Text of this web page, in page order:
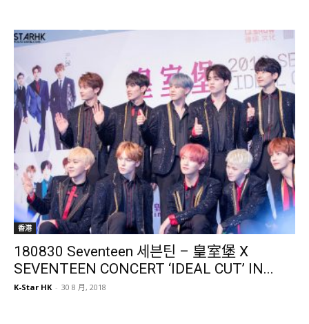
香港
180830 Seventeen 세븐틴 – 皇室堡 X
SEVENTEEN CONCERT ‘IDEAL CUT’ IN...
K-Star HK - 30 8 月, 2018